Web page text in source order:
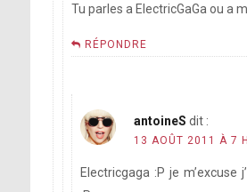
Tu parles a ElectricGaGa ou a
RÉPONDRE
antoineS dit :
13 AOÛT 2011 À 7
Electricgaga :P je m’excuse